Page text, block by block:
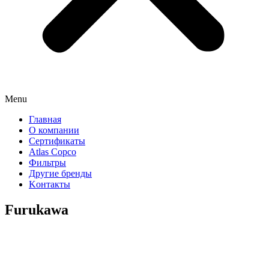
Menu
Главная
О компании
Сертификаты
Atlas Copco
Фильтры
Другие бренды
Kонтакты
Furukawa